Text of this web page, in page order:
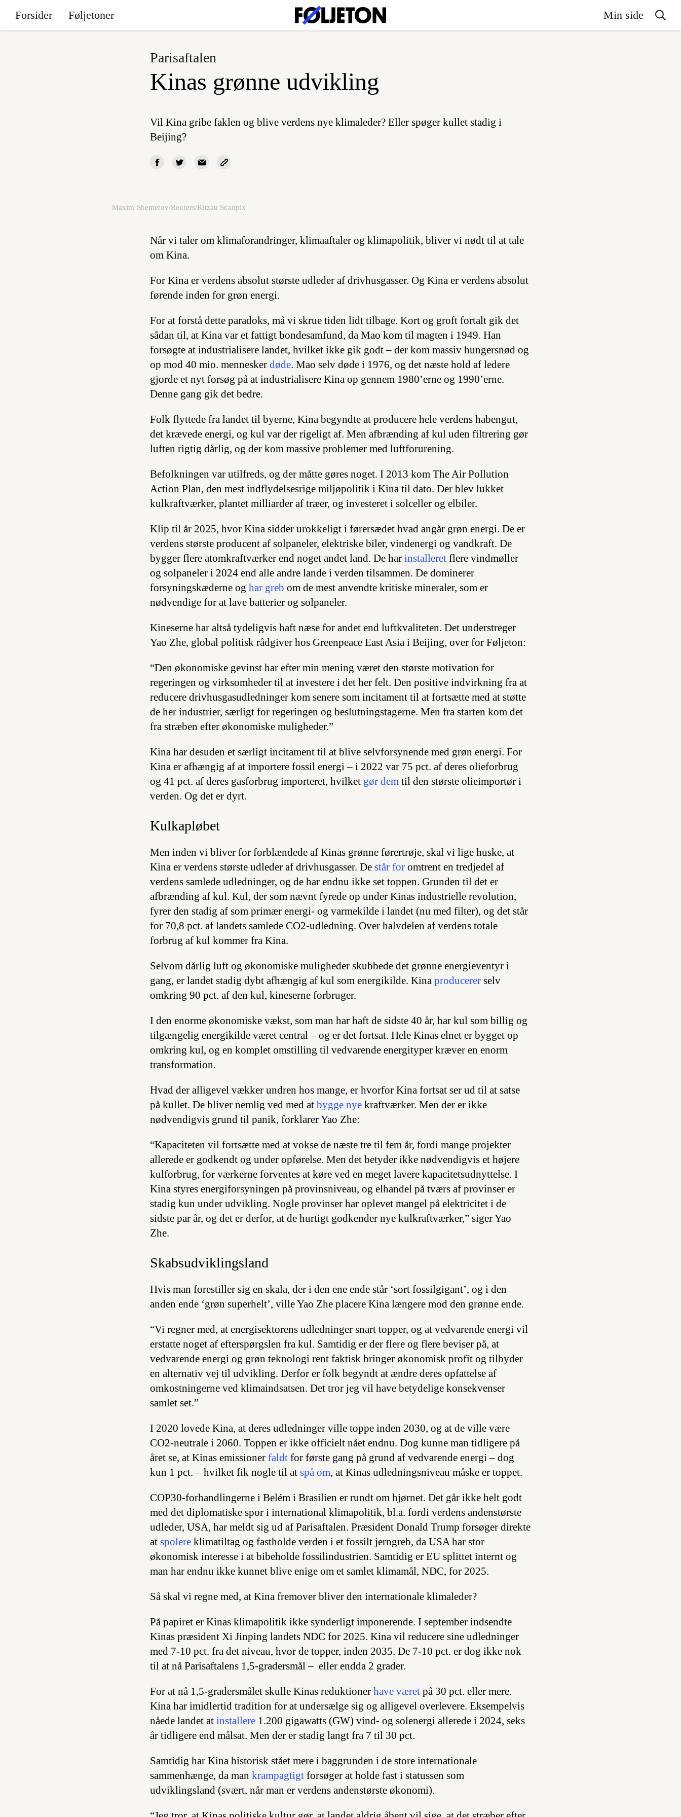
Forsider Føljetoner Min side
Parisaftalen
Kinas grønne udvikling
Vil Kina gribe faklen og blive verdens nye klimaleder? Eller spøger kullet stadig i
Beijing?
Maxim Shemetov/Reuters/Ritzau Scanpix
Når vi taler om klimaforandringer, klimaaftaler og klimapolitik, bliver vi nødt til at tale
om Kina.
For Kina er verdens absolut største udleder af drivhusgasser. Og Kina er verdens absolut
førende inden for grøn energi.
For at forstå dette paradoks, må vi skrue tiden lidt tilbage. Kort og groft fortalt gik det
sådan til, at Kina var et fattigt bondesamfund, da Mao kom til magten i 1949. Han
forsøgte at industrialisere landet, hvilket ikke gik godt – der kom massiv hungersnød og
op mod 40 mio. mennesker døde. Mao selv døde i 1976, og det næste hold af ledere
gjorde et nyt forsøg på at industrialisere Kina op gennem 1980’erne og 1990’erne.
Denne gang gik det bedre.
Folk flyttede fra landet til byerne, Kina begyndte at producere hele verdens habengut,
det krævede energi, og kul var der rigeligt af. Men afbrænding af kul uden filtrering gør
luften rigtig dårlig, og der kom massive problemer med luftforurening.
Befolkningen var utilfreds, og der måtte gøres noget. I 2013 kom The Air Pollution
Action Plan, den mest indflydelsesrige miljøpolitik i Kina til dato. Der blev lukket
kulkraftværker, plantet milliarder af træer, og investeret i solceller og elbiler.
Klip til år 2025, hvor Kina sidder urokkeligt i førersædet hvad angår grøn energi. De er
verdens største producent af solpaneler, elektriske biler, vindenergi og vandkraft. De
bygger flere atomkraftværker end noget andet land. De har installeret flere vindmøller
og solpaneler i 2024 end alle andre lande i verden tilsammen. De dominerer
forsyningskæderne og har greb om de mest anvendte kritiske mineraler, som er
nødvendige for at lave batterier og solpaneler.
Kineserne har altså tydeligvis haft næse for andet end luftkvaliteten. Det understreger
Yao Zhe, global politisk rådgiver hos Greenpeace East Asia i Beijing, over for Føljeton:
“Den økonomiske gevinst har efter min mening været den største motivation for
regeringen og virksomheder til at investere i det her felt. Den positive indvirkning fra at
reducere drivhusgasudledninger kom senere som incitament til at fortsætte med at støtte
de her industrier, særligt for regeringen og beslutningstagerne. Men fra starten kom det
fra stræben efter økonomiske muligheder.”
Kina har desuden et særligt incitament til at blive selvforsynende med grøn energi. For
Kina er afhængig af at importere fossil energi – i 2022 var 75 pct. af deres olieforbrug
og 41 pct. af deres gasforbrug importeret, hvilket gør dem til den største olieimportør i
verden. Og det er dyrt.
Kulkapløbet
Men inden vi bliver for forblændede af Kinas grønne førertrøje, skal vi lige huske, at
Kina er verdens største udleder af drivhusgasser. De står for omtrent en tredjedel af
verdens samlede udledninger, og de har endnu ikke set toppen. Grunden til det er
afbrænding af kul. Kul, der som nævnt fyrede op under Kinas industrielle revolution,
fyrer den stadig af som primær energi- og varmekilde i landet (nu med filter), og det står
for 70,8 pct. af landets samlede CO2-udledning. Over halvdelen af verdens totale
forbrug af kul kommer fra Kina.
Selvom dårlig luft og økonomiske muligheder skubbede det grønne energieventyr i
gang, er landet stadig dybt afhængig af kul som energikilde. Kina producerer selv
omkring 90 pct. af den kul, kineserne forbruger.
I den enorme økonomiske vækst, som man har haft de sidste 40 år, har kul som billig og
tilgængelig energikilde været central – og er det fortsat. Hele Kinas elnet er bygget op
omkring kul, og en komplet omstilling til vedvarende energityper kræver en enorm
transformation.
Hvad der alligevel vækker undren hos mange, er hvorfor Kina fortsat ser ud til at satse
på kullet. De bliver nemlig ved med at bygge nye kraftværker. Men der er ikke
nødvendigvis grund til panik, forklarer Yao Zhe:
“Kapaciteten vil fortsætte med at vokse de næste tre til fem år, fordi mange projekter
allerede er godkendt og under opførelse. Men det betyder ikke nødvendigvis et højere
kulforbrug, for værkerne forventes at køre ved en meget lavere kapacitetsudnyttelse. I
Kina styres energiforsyningen på provinsniveau, og elhandel på tværs af provinser er
stadig kun under udvikling. Nogle provinser har oplevet mangel på elektricitet i de
sidste par år, og det er derfor, at de hurtigt godkender nye kulkraftværker,” siger Yao
Zhe.
Skabsudviklingsland
Hvis man forestiller sig en skala, der i den ene ende står ‘sort fossilgigant’, og i den
anden ende ‘grøn superhelt’, ville Yao Zhe placere Kina længere mod den grønne ende.
“Vi regner med, at energisektorens udledninger snart topper, og at vedvarende energi vil
erstatte noget af efterspørgslen fra kul. Samtidig er der flere og flere beviser på, at
vedvarende energi og grøn teknologi rent faktisk bringer økonomisk profit og tilbyder
en alternativ vej til udvikling. Derfor er folk begyndt at ændre deres opfattelse af
omkostningerne ved klimaindsatsen. Det tror jeg vil have betydelige konsekvenser
samlet set.”
I 2020 lovede Kina, at deres udledninger ville toppe inden 2030, og at de ville være
CO2-neutrale i 2060. Toppen er ikke officielt nået endnu. Dog kunne man tidligere på
året se, at Kinas emissioner faldt for første gang på grund af vedvarende energi – dog
kun 1 pct. – hvilket fik nogle til at spå om, at Kinas udledningsniveau måske er toppet.
COP30-forhandlingerne i Belém i Brasilien er rundt om hjørnet. Det går ikke helt godt
med det diplomatiske spor i international klimapolitik, bl.a. fordi verdens andenstørste
udleder, USA, har meldt sig ud af Parisaftalen. Præsident Donald Trump forsøger direkte
at spolere klimatiltag og fastholde verden i et fossilt jerngreb, da USA har stor
økonomisk interesse i at bibeholde fossilindustrien. Samtidig er EU splittet internt og
man har endnu ikke kunnet blive enige om et samlet klimamål, NDC, for 2025.
Så skal vi regne med, at Kina fremover bliver den internationale klimaleder?
På papiret er Kinas klimapolitik ikke synderligt imponerende. I september indsendte
Kinas præsident Xi Jinping landets NDC for 2025. Kina vil reducere sine udledninger
med 7-10 pct. fra det niveau, hvor de topper, inden 2035. De 7-10 pct. er dog ikke nok
til at nå Parisaftalens 1,5-gradersmål – eller endda 2 grader.
For at nå 1,5-gradersmålet skulle Kinas reduktioner have været på 30 pct. eller mere.
Kina har imidlertid tradition for at undersælge sig og alligevel overlevere. Eksempelvis
nåede landet at installere 1.200 gigawatts (GW) vind- og solenergi allerede i 2024, seks
år tidligere end målsat. Men der er stadig langt fra 7 til 30 pct.
Samtidig har Kina historisk stået mere i baggrunden i de store internationale
sammenhænge, da man krampagtigt forsøger at holde fast i statussen som
udviklingsland (svært, når man er verdens andenstørste økonomi).